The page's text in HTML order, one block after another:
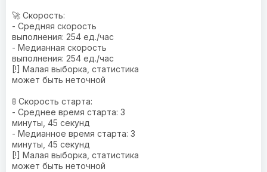
🚀 Скорость:
- Средняя скорость
выполнения: 254 ед./час
- Медианная скорость
выполнения: 254 ед./час
[!] Малая выборка, статистика
может быть неточной
🚦 Скорость старта:
- Среднее время старта: 3
минуты, 45 секунд
- Медианное время старта: 3
минуты, 45 секунд
[!] Малая выборка, статистика
может быть неточной